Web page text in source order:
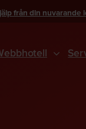
från din nuvarande